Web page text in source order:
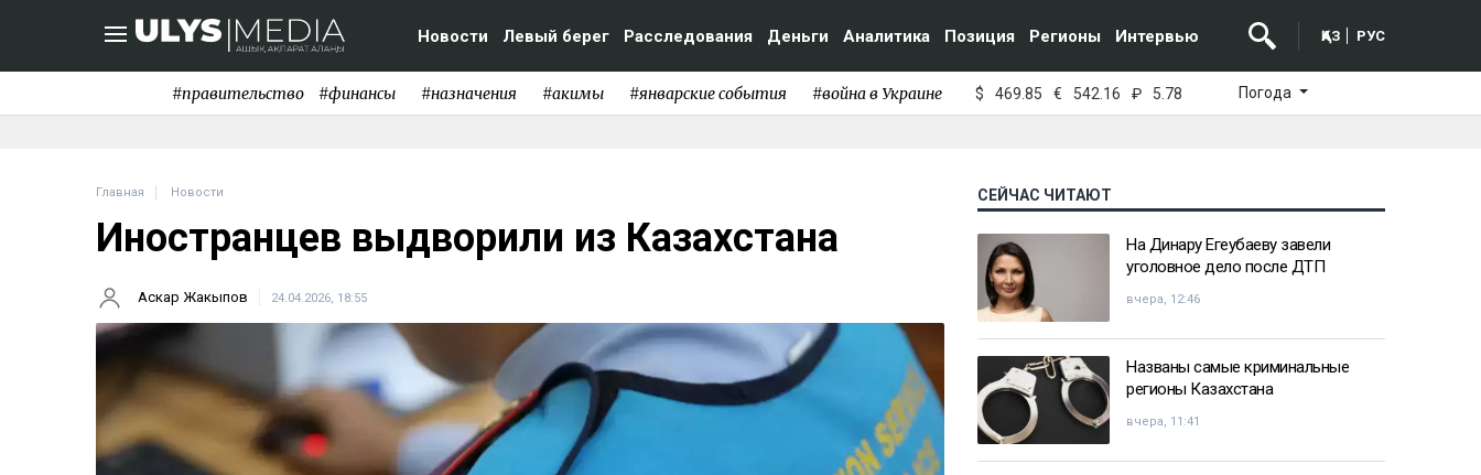
Новости Левый берег Расследования Деньги Аналитика Позиция Регионы Интервью ҚАЗ РУС
#правительство #финансы #назначения #акимы #январские события #война в Украине $ 469.85 € 542.16 ₽ 5.78 Погода
Главная Новости
Иностранцев выдворили из Казахстана
Аскар Жакыпов 24.04.2026, 18:55
СЕЙЧАС ЧИТАЮТ
На Динару Егеубаеву завели
уголовное дело после ДТП
вчера, 12:46
Названы самые криминальные
регионы Казахстана
вчера, 11:41